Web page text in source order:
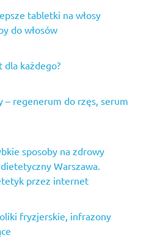
tabletki na włosy
do włosów
dla każdego?
– regenerum do rzęs, serum
sposoby na zdrowy
Warszawa.
przez internet
fryzjerskie, infrazony